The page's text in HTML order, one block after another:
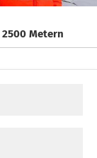
Metern